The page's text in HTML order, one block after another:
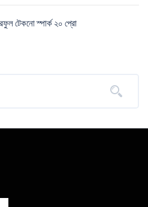
টেকনো স্পার্ক ২০ প্রো